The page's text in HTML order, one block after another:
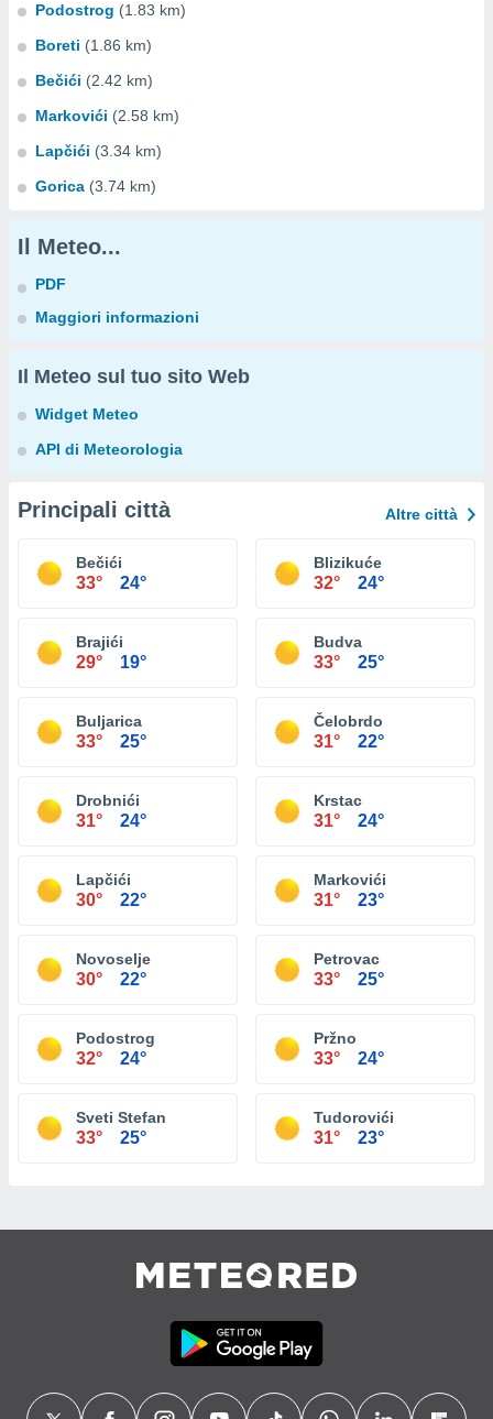
Podostrog (1.83 km)
Boreti (1.86 km)
Bečići (2.42 km)
Markovići (2.58 km)
Lapčići (3.34 km)
Gorica (3.74 km)
Il Meteo...
PDF
Maggiori informazioni
Il Meteo sul tuo sito Web
Widget Meteo
API di Meteorologia
Principali città Altre città
Bečići
33° 24°
Blizikuće
32° 24°
Brajići
29° 19°
Budva
33° 25°
Buljarica
33° 25°
Čelobrdo
31° 22°
Drobnići
31° 24°
Krstac
31° 24°
Lapčići
30° 22°
Markovići
31° 23°
Novoselje
30° 22°
Petrovac
33° 25°
Podostrog
32° 24°
Pržno
33° 24°
Sveti Stefan
33° 25°
Tudorovići
31° 23°